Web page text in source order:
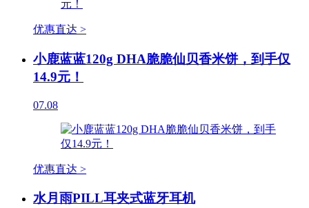
优惠直达 >
小鹿蓝蓝120g DHA脆脆仙贝香米饼，到手仅
14.9元！
07.08
优惠直达 >
水月雨PILL耳夹式蓝牙耳机